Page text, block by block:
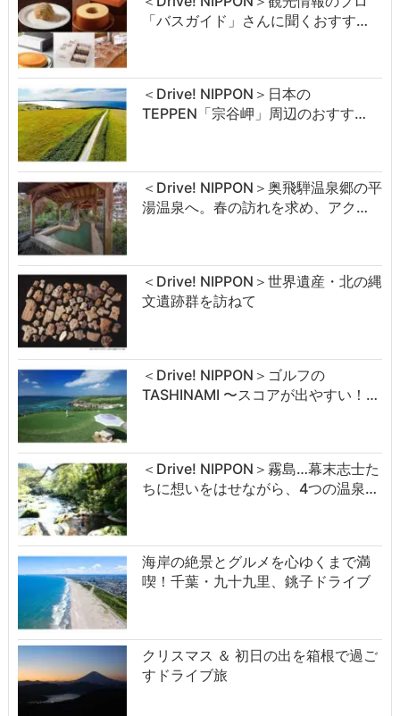
「バスガイド」さんに聞くおすす…
＜Drive! NIPPON＞日本の
TEPPEN「宗谷岬」周辺のおすす…
＜Drive! NIPPON＞奥飛騨温泉郷の平
湯温泉へ。春の訪れを求め、アク…
＜Drive! NIPPON＞世界遺産・北の縄
文遺跡群を訪ねて
＜Drive! NIPPON＞ゴルフの
TASHINAMI 〜スコアが出やすい！…
＜Drive! NIPPON＞霧島…幕末志士た
ちに想いをはせながら、4つの温泉…
海岸の絶景とグルメを心ゆくまで満
喫！千葉・九十九里、銚子ドライブ
クリスマス ＆ 初日の出を箱根で過ご
すドライブ旅